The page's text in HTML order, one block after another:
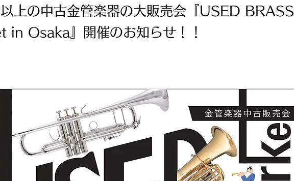
上の中古金管楽器の大販売会『USED BRASS
in Osaka』開催のお知らせ！！